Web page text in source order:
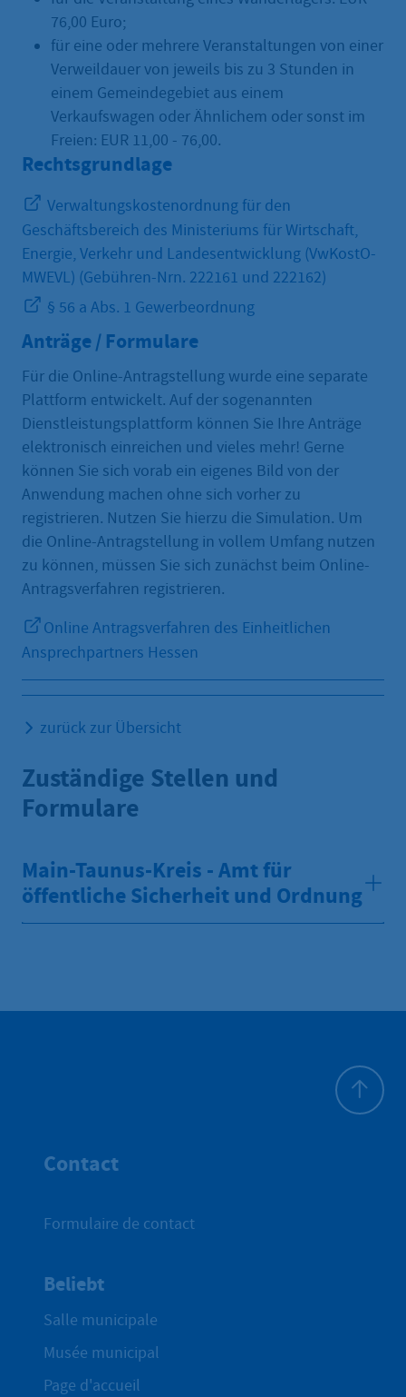
76,00 Euro;
für eine oder mehrere Veranstaltungen von einer
Verweildauer von jeweils bis zu 3 Stunden in
einem Gemeindegebiet aus einem
Verkaufswagen oder Ähnlichem oder sonst im
Freien: EUR 11,00 - 76,00.
Rechtsgrundlage
Verwaltungskostenordnung für den
Geschäftsbereich des Ministeriums für Wirtschaft,
Energie, Verkehr und Landesentwicklung (VwKostO-
MWEVL) (Gebühren-Nrn. 222161 und 222162)
§ 56 a Abs. 1 Gewerbeordnung
Anträge / Formulare
Für die Online-Antragstellung wurde eine separate
Plattform entwickelt. Auf der sogenannten
Dienstleistungsplattform können Sie Ihre Anträge
elektronisch einreichen und vieles mehr! Gerne
können Sie sich vorab ein eigenes Bild von der
Anwendung machen ohne sich vorher zu
registrieren. Nutzen Sie hierzu die Simulation. Um
die Online-Antragstellung in vollem Umfang nutzen
zu können, müssen Sie sich zunächst beim Online-
Antragsverfahren registrieren.
Online Antragsverfahren des Einheitlichen
Ansprechpartners Hessen
zurück zur Übersicht
Zuständige Stellen und
Formulare
Main-Taunus-Kreis - Amt für
öffentliche Sicherheit und Ordnung
Contact
Formulaire de contact
Beliebt
Salle municipale
Musée municipal
Page d'accueil